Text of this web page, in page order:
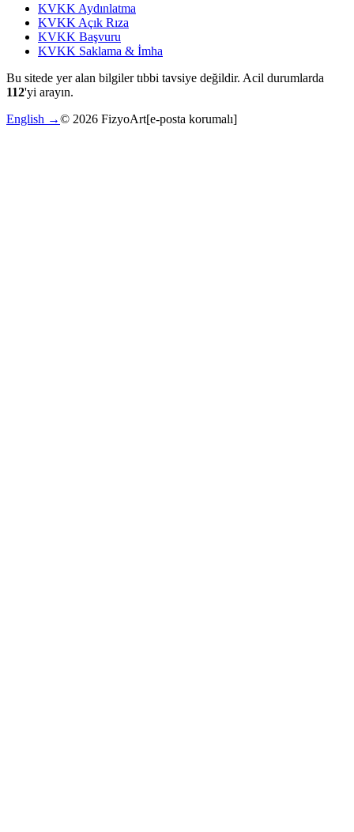
KVKK Aydınlatma
KVKK Açık Rıza
KVKK Başvuru
KVKK Saklama & İmha
Bu sitede yer alan bilgiler tıbbi tavsiye değildir. Acil durumlarda
112'yi arayın.
English →© 2026 FizyoArt[e-posta korumalı]